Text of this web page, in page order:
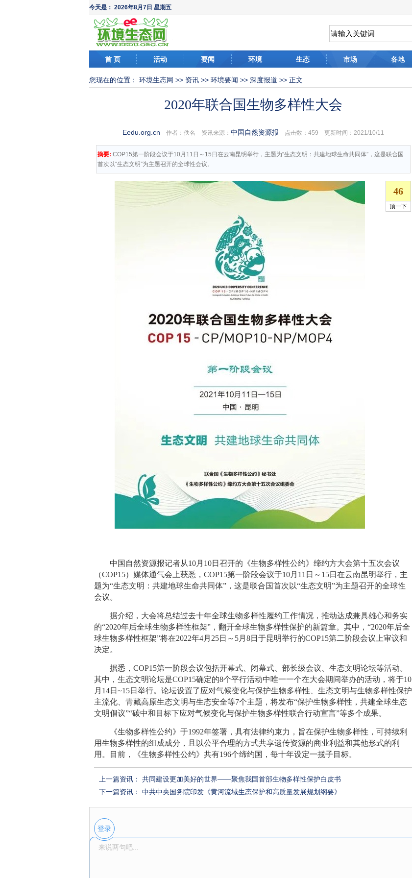
今天是： 2026年8月7日 星期五
首 页 活动 要闻 环境 生态 市场 各地
您现在的位置： 环境生态网 >> 资讯 >> 环境要闻 >> 深度报道 >> 正文
2020年联合国生物多样性大会
Eedu.org.cn 作者：佚名 资讯来源： 中国自然资源报 点击数： 459 更新时间：2021/10/11
摘要: COP15第一阶段会议于10月11日～15日在云南昆明举行，主题为“生态文明：共建地球生命共同体”，这是联合国
首次以“生态文明”为主题召开的全球性会议。
中国自然资源报记者从10月10日召开的《生物多样性公约》缔约方大会第十五次会议
（COP15）媒体通气会上获悉，COP15第一阶段会议于10月11日～15日在云南昆明举行，主
题为“生态文明：共建地球生命共同体”，这是联合国首次以“生态文明”为主题召开的全球性
会议。
据介绍，大会将总结过去十年全球生物多样性履约工作情况，推动达成兼具雄心和务实
的“2020年后全球生物多样性框架”，翻开全球生物多样性保护的新篇章。其中，“2020年后全
球生物多样性框架”将在2022年4月25日～5月8日于昆明举行的COP15第二阶段会议上审议和
决定。
据悉，COP15第一阶段会议包括开幕式、闭幕式、部长级会议、生态文明论坛等活动。
其中，生态文明论坛是COP15确定的8个平行活动中唯一一个在大会期间举办的活动，将于10
月14日~15日举行。论坛设置了应对气候变化与保护生物多样性、生态文明与生物多样性保护
主流化、青藏高原生态文明与生态安全等7个主题，将发布“保护生物多样性，共建全球生态
文明倡议”“碳中和目标下应对气候变化与保护生物多样性联合行动宣言”等多个成果。
《生物多样性公约》于1992年签署，具有法律约束力，旨在保护生物多样性，可持续利
用生物多样性的组成成分，且以公平合理的方式共享遗传资源的商业利益和其他形式的利
用。目前，《生物多样性公约》共有196个缔约国，每十年设定一揽子目标。
上一篇资讯：共同建设更加美好的世界——聚焦我国首部生物多样性保护白皮书
下一篇资讯：中共中央国务院印发《黄河流域生态保护和高质量发展规划纲要》
登录